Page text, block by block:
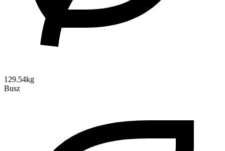
129.54kg
Busz